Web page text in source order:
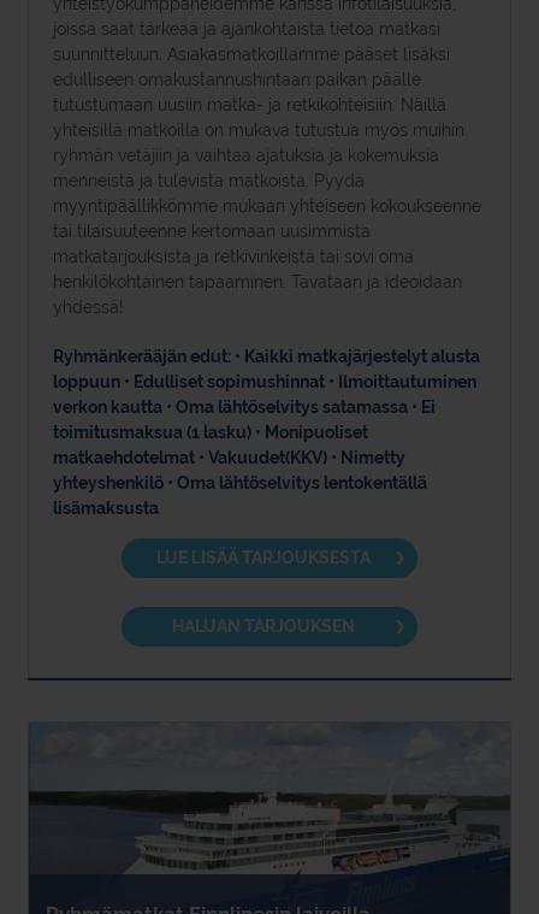
joissa saat tärkeää ja ajankohtaista tietoa matkasi
suunnitteluun. Asiakasmatkoillamme pääset lisäksi
edulliseen omakustannushintaan paikan päälle
tutustumaan uusiin matka- ja retkikohteisiin. Näillä
yhteisillä matkoilla on mukava tutustua myös muihin
ryhmän vetäjiin ja vaihtaa ajatuksia ja kokemuksia
menneistä ja tulevista matkoista. Pyydä
myyntipäällikkömme mukaan yhteiseen kokoukseenne
tai tilaisuuteenne kertomaan uusimmista
matkatarjouksista ja retkivinkeistä tai sovi oma
henkilökohtainen tapaaminen. Tavataan ja ideoidaan
yhdessä!
Ryhmänkerääjän edut: • Kaikki matkajärjestelyt alusta
loppuun • Edulliset sopimushinnat • Ilmoittautuminen
verkon kautta • Oma lähtöselvitys satamassa • Ei
toimitusmaksua (1 lasku) • Monipuoliset
matkaehdotelmat • Vakuudet(KKV) • Nimetty
yhteyshenkilö • Oma lähtöselvitys lentokentällä
lisämaksusta
LUE LISÄÄ TARJOUKSESTA
HALUAN TARJOUKSEN